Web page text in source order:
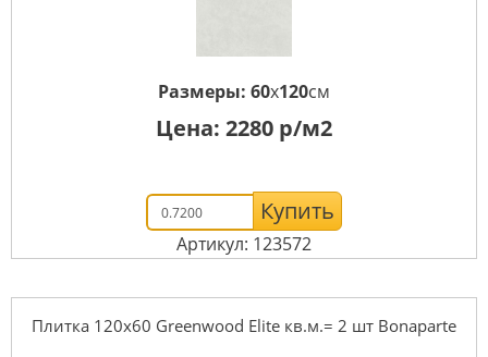
Размеры: 60x120см
Цена: 2280 р/м2
Купить
Артикул: 123572
Плитка 120x60 Greenwood Elite кв.м.= 2 шт Bonaparte